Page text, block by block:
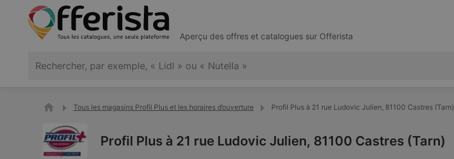
Aperçu des offres et catalogues sur Offerista
Tous les magasins Profil Plus et les horaires d’ouverture Profil Plus à 21 rue Ludovic Julien, 81100 Castres (Tarn)
Profil Plus à 21 rue Ludovic Julien, 81100 Castres (Tarn)